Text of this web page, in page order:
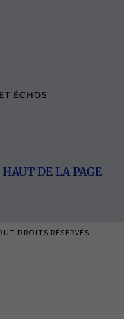
ÉCHOS
DE LA PAGE
DROITS RÉSERVÉS